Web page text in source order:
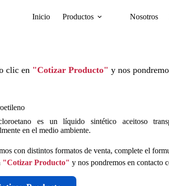
Inicio Productos Nosotros
clic en "Cotizar Producto" y nos
es un líquido sintético aceitoso
en el medio ambiente.
con distintos formatos de venta, complete el
"Cotizar Producto" y nos pondremos en contacto